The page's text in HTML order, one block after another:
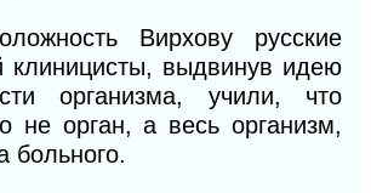
Вирхову русские
клиницисты, выдвинув идею
организма, учили, что
не орган, а весь организм,
больного.